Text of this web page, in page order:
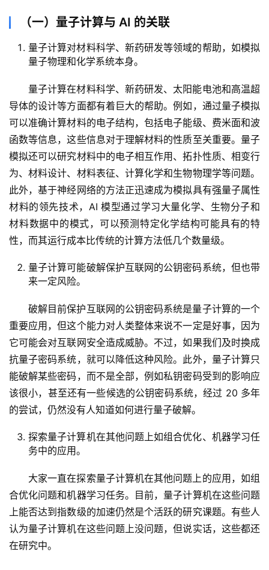
量
化
（一）量子计算与 AI 的关联
量子计算对材料科学、新药研发等领域的帮助，如模拟
量子物理和化学系统本身。
量子计算在材料科学、新药研发、太阳能电池和高温超
导体的设计等方面都有着巨大的帮助。例如，通过量子模拟
可以准确计算材料的电子结构，包括电子能级、费米面和波
函数等信息，这些信息对于理解材料的性质至关重要。量子
模拟还可以研究材料中的电子相互作用、拓扑性质、相变行
为、材料设计、材料表征、计算化学和生物物理学等问题。
此外，基于神经网络的方法正迅速成为模拟具有强量子属性
材料的领先技术，AI 模型通过学习大量化学、生物分子和
材料数据中的模式，可以预测特定化学结构可能具有的特
性，而其运行成本比传统的计算方法低几个数量级。
量子计算可能破解保护互联网的公钥密码系统，但也带
来一定风险。
破解目前保护互联网的公钥密码系统是量子计算的一个
重要应用，但这个能力对人类整体来说不一定是好事，因为
它可能会对互联网安全造成威胁。不过，如果我们及时换成
抗量子密码系统，就可以降低这种风险。此外，量子计算只
能破解某些密码，而不是全部，例如私钥密码受到的影响应
该很小，甚至还有一些候选的公钥密码系统，经过 20 多年
的尝试，仍然没有人知道如何进行量子破解。
探索量子计算机在其他问题上如组合优化、机器学习任
务中的应用。
大家一直在探索量子计算机在其他问题上的应用，如组
合优化问题和机器学习任务。目前，量子计算机在这些问题
上能否达到指数级的加速仍然是个活跃的研究课题。有些人
认为量子计算机在这些问题上没问题，但说实话，这些都还
在研究中。